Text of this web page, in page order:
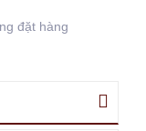
đặt hàng